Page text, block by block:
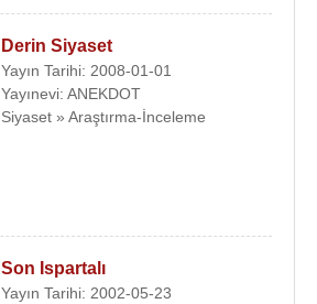
Derin Siyaset
Yayın Tarihi: 2008-01-01
Yayınevi: ANEKDOT
Siyaset » Araştırma-İnceleme
Son Ispartalı
Yayın Tarihi: 2002-05-23